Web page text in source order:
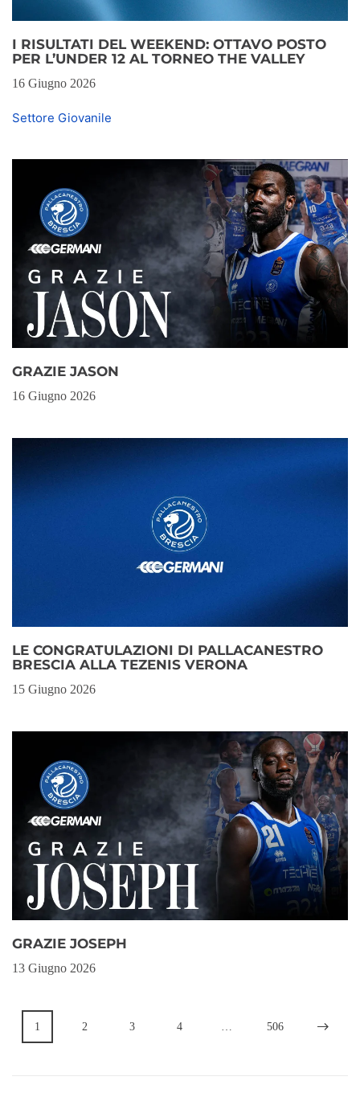
I RISULTATI DEL WEEKEND: OTTAVO POSTO
PER L’UNDER 12 AL TORNEO THE VALLEY
16 Giugno 2026
Settore Giovanile
GRAZIE JASON
16 Giugno 2026
LE CONGRATULAZIONI DI PALLACANESTRO
BRESCIA ALLA TEZENIS VERONA
15 Giugno 2026
GRAZIE JOSEPH
13 Giugno 2026
1 2 3 4 … 506